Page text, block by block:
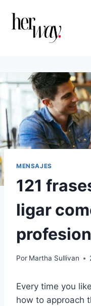
contenido
MENSAJES
121
ligar
Por Martha Sullivan
Every time you
how to approach